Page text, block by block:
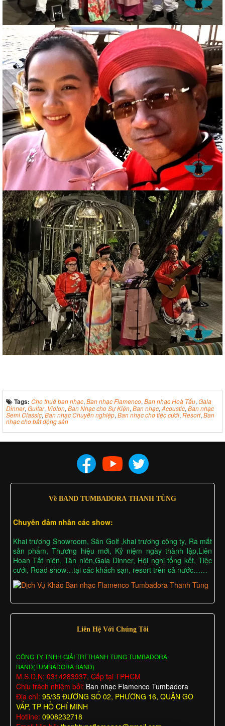
Tags: Cho thuê ban nhạc, Ban nhạc Flamenco, Ban nhạc Hoà Tấu, Gala
Dinner, Guitar, Violon, Ban Nhạc cho Sự Kiện, Ban nhạc, Acoustic, Ban nhạc
Semi Classic, Ban nhạc Chuyên nghiệp, Ban nhạc cho tiệc cưới, Resort, Ban
nhạc cho bất động sản
Về BAND TUMBADORA THANH TÙNG
Chuyên đảm nhân các show:
Khai trương Showroom, Sân Golf ,khai trương công ty, Ra mắt
sản phẩm, Thương hiệu mới, Kỷ niệm ngày thành lập,Liên
Hoan Tất niên, Tân niên,Gala Dinner, Hội nghị tổng kết, Tiệc
cưới, Road show…tại các khách sạn, resort trên cả nước……
Liên Hệ Với Chúng Tôi
CÔNG TY TNHH GIẢI TRÍ THANH TÙNG TUMBADORA
BAND(TUMBADORA BAND)
M.S.D.N: 0314283937, Cấp tại TPHCM
Chịu trách nhiệm bởi: Ban nhạc Flamenco Tumbadora
Địa chỉ: 95/35 ĐƯỜNG SỐ 02, PHƯỜNG 16, QUẬN GÒ
VẤP, TP HỒ CHÍ MINH
Hotline: 0908232718